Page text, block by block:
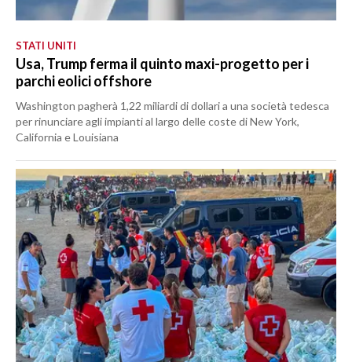
STATI UNITI
Usa, Trump ferma il quinto maxi-progetto per i
parchi eolici offshore
Washington pagherà 1,22 miliardi di dollari a una società tedesca
per rinunciare agli impianti al largo delle coste di New York,
California e Louisiana